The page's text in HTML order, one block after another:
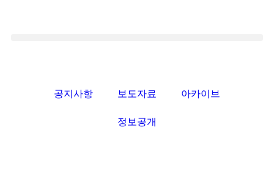
공지사항 보도자료 아카이브
정보공개